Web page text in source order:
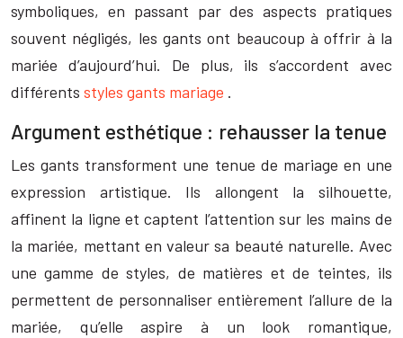
symboliques, en passant par des aspects pratiques
souvent négligés, les gants ont beaucoup à offrir à la
mariée d’aujourd’hui. De plus, ils s’accordent avec
différents styles gants mariage .
Argument esthétique : rehausser la tenue
Les gants transforment une tenue de mariage en une
expression artistique. Ils allongent la silhouette,
affinent la ligne et captent l’attention sur les mains de
la mariée, mettant en valeur sa beauté naturelle. Avec
une gamme de styles, de matières et de teintes, ils
permettent de personnaliser entièrement l’allure de la
mariée, qu’elle aspire à un look romantique,